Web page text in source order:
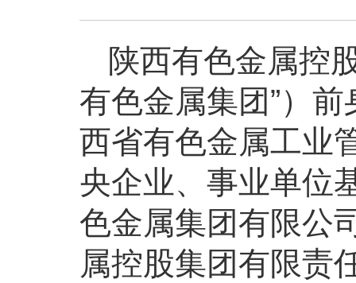
陕西有色金属控
有色金属集团”）
西省有色金属工业
央企业、事业单位
色金属集团有限公
属控股集团有限责